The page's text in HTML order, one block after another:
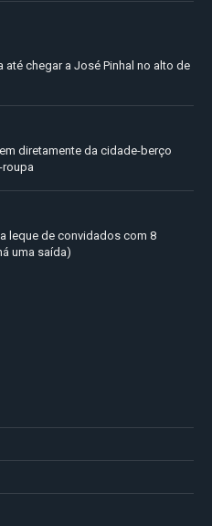
até chegar a José Pinhal no alto de
diretamente da cidade-berço
roupa
leque de convidados com 8
uma saída)